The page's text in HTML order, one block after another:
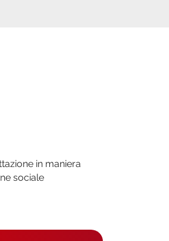
in maniera
sociale